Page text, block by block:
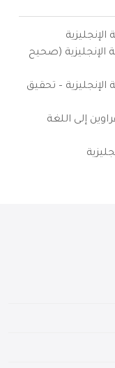
الإنجليزية (صحيح
الإنجليزية – تحقيق
إلى اللغة